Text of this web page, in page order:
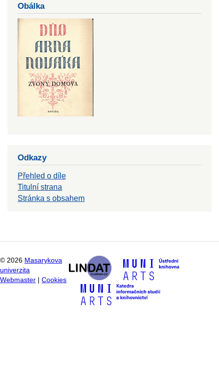
Obálka
Odkazy
Přehled o díle
Titulní strana
Stránka s obsahem
© 2026 Masarykova
univerzita
Webmaster
Cookies